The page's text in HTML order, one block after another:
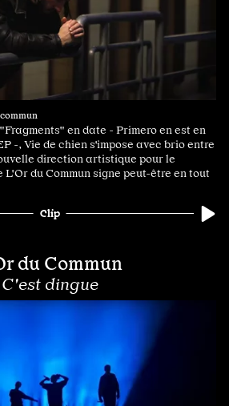
en date - Primero en est en
-, Vie de chien s'impose avec brio entre
direction artistique pour le
L'Or du Commun signe peut-être en tout
Clip
du Commun
C'est dingue